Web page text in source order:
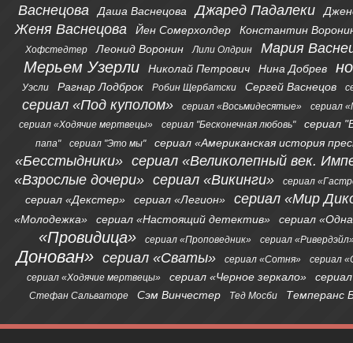
Васнецова
Даша Васнецова Джаред Падалеки
Женя Васнецова Йен Сомерхолдер Константин
Хофстедтер Леонид Воронин Лили Олдрин Мария
Мерьем Узерли Николай Петрович Нина Добрев
Уэсли Рагнар Лодброк Робин Щербатски Сергей Васнецов
сериал «Под куполом» сериал «Восьмидесятые»
сериал
сериал «Ходячие мертвецы»
сериал "Бесконечная любовь" сериал
папа" сериал "Это мы" сериал «Американская история
«Бесстыдники» сериал «Великолепный век.
«Взрослые дочери» сериал «Викинги» сериал
сериал «Декстер» сериал «Легион» сериал «Мир
«Молодежка» сериал «Настоящий детектив» сериал
«Провидица» сериал «Проповедник» сериал
Донован» сериал «Сваты» сериал «Сотня»
сериал
сериал «Ходячие мертвецы»
сериал «Черное зеркало»
Стефан Сальваторе Сэм Винчестер Тед Мосби Темперанс